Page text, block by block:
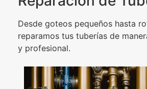
Desde goteos pequeños hasta
reparamos tus tuberías de
y profesional.